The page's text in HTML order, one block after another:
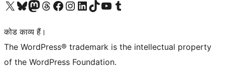
Visit our X (formerly Twitter) account
हमारे बलुस्की खाते पर जाएँVisit our Mastodon account
हमारे थ्रेड्स अकाउंट पर जाएंहमारे फेसबुक पेज पर जाएँहमारे इंस्टाग्राम अकाउंट पर जाएंहमारे लिंक्डइन खाते पर जाएँहमारे टिकटॉक खाते पर जाएँहमारे यूट्यूब चैनल पर जाएंहमारे Tumblr खाते पर जाएँ
कोड काव्य हैं।
The WordPress® trademark is the intellectual property
of the WordPress Foundation.